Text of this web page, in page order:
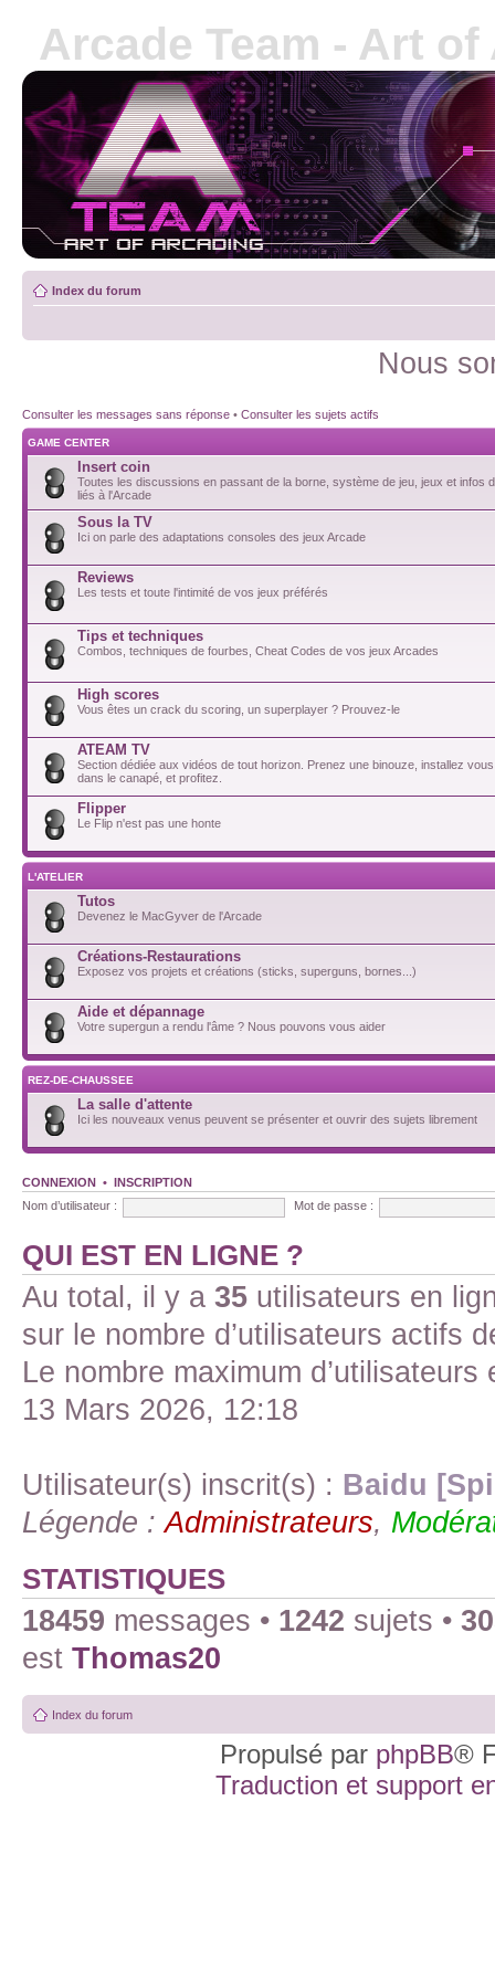
Arcade Team - Art
Index du forum
Nous
Consulter les messages sans réponse • Consulter les sujets actifs
GAME CENTER
Insert coin
Toutes les discussions en passant de la borne, système de jeu, jeux et infos
liés à l'Arcade
Sous la TV
Ici on parle des adaptations consoles des jeux Arcade
Reviews
Les tests et toute l'intimité de vos jeux préférés
Tips et techniques
Combos, techniques de fourbes, Cheat Codes de vos jeux Arcades
High scores
Vous êtes un crack du scoring, un superplayer ? Prouvez-le
ATEAM TV
Section dédiée aux vidéos de tout horizon. Prenez une binouze, installez
dans le canapé, et profitez.
Flipper
Le Flip n'est pas une honte
L'ATELIER
Tutos
Devenez le MacGyver de l'Arcade
Créations-Restaurations
Exposez vos projets et créations (sticks, superguns, bornes...)
Aide et dépannage
Votre supergun a rendu l'âme ? Nous pouvons vous aider
REZ-DE-CHAUSSEE
La salle d'attente
Ici les nouveaux venus peuvent se présenter et ouvrir des sujets librement
CONNEXION • INSCRIPTION
Nom d’utilisateur :
Mot de passe :
QUI EST EN LIGNE ?
Au total, il y a 35 utilisateurs en
sur le nombre d’utilisateurs actifs
Le nombre maximum
13 Mars 2026, 12:18
Utilisateur(s) inscrit(s) : Baidu
Légende :Administrateurs,
STATISTIQUES
18459 messages • 1242 sujets •
est Thomas20
Index du forum
Propulsé par phpBB®
Traduction et support